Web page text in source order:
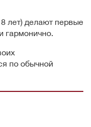
лет) делают первые
гармонично.
по обычной